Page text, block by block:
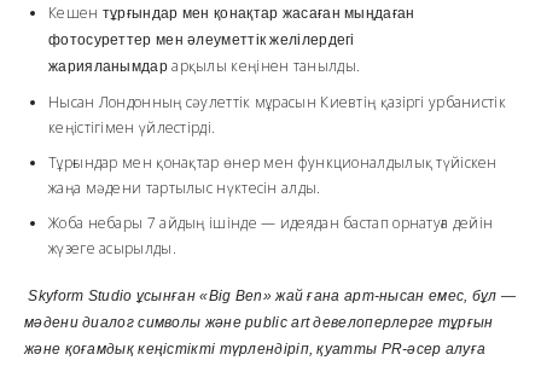
Кешен тұрғындар мен қонақтар жасаған мыңдаған
фотосуреттер мен әлеуметтік желілердегі
жарияланымдарарқылы кеңінен танылды.
Нысан Лондонның сәулеттік мұрасын Киевтің қазіргі урбанистік
кеңістігімен үйлестірді.
Тұрғындар мен қонақтар өнер мен функционалдылық түйіскен
жаңа мәдени тартылыс нүктесін алды.
Жоба небары 7 айдың ішінде — идеядан бастап орнатуға дейін
жүзеге асырылды.
Skyform Studio ұсынған «Big Ben» жай ғана арт-нысан емес, бұл —
мәдени диалог символы және public art девелоперлерге тұрғын
және қоғамдық кеңістікті түрлендіріп, қуатты PR-әсер алуға